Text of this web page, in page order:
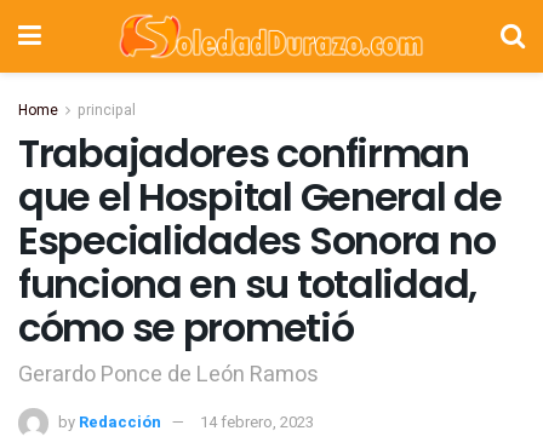
Home principal
Trabajadores confirman
que el Hospital General de
Especialidades Sonora no
funciona en su totalidad,
cómo se prometió
Gerardo Ponce de León Ramos
by Redacción 14 febrero, 2023